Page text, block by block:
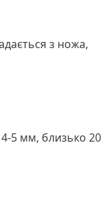
з ножа,
5 мм, близько 20